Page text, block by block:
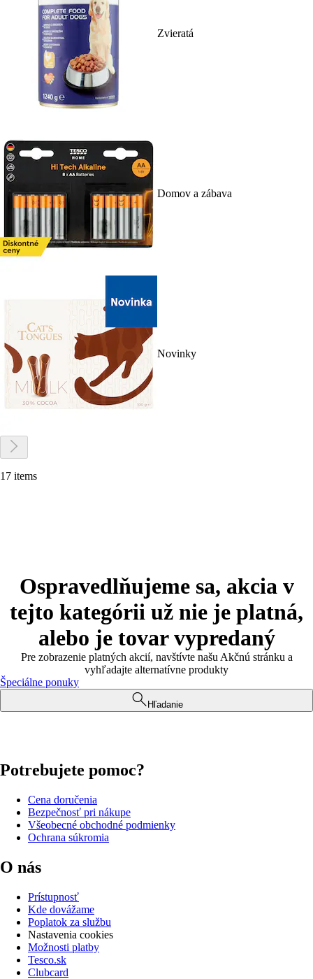
Zvieratá
Domov a zábava
Novinky
17 items
Ospravedlňujeme sa, akcia v
tejto kategórii už nie je platná,
alebo je tovar vypredaný
Pre zobrazenie platných akcií, navštívte našu Akčnú stránku a
vyhľadajte alternatívne produkty
Špeciálne ponuky
Hľadanie
Potrebujete pomoc?
Cena doručenia
Bezpečnosť pri nákupe
Všeobecné obchodné podmienky
Ochrana súkromia
O nás
Prístupnosť
Kde dovážame
Poplatok za službu
Nastavenia cookies
Možnosti platby
Tesco.sk
Clubcard